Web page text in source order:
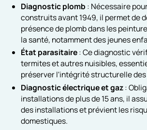
Diagnostic plomb : Nécessaire
construits avant 1949, il permet de
présence de plomb dans les
la santé, notamment des jeunes
État parasitaire: Ce diagnostic
termites et autres nuisibles,
préserver l'intégrité structurelle
Diagnostic électrique et gaz:
installations de plus de 15 ans, il
des installations et prévient les
domestiques.